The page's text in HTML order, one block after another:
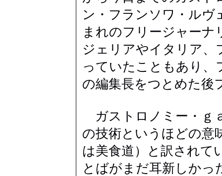
ン・フランソワ・ルヴ
まれのフリージャーナ
ジェリアやイタリア、
っていたこともあり、
の編集長をつとめた後
ガストロノミー・ｇ
の技術というほどの意
は美食道）と訳されて
とばがまだ耳新しかっ